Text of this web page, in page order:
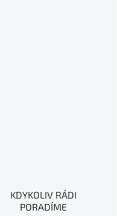
KDYKOLIV RÁDI
PORADÍME